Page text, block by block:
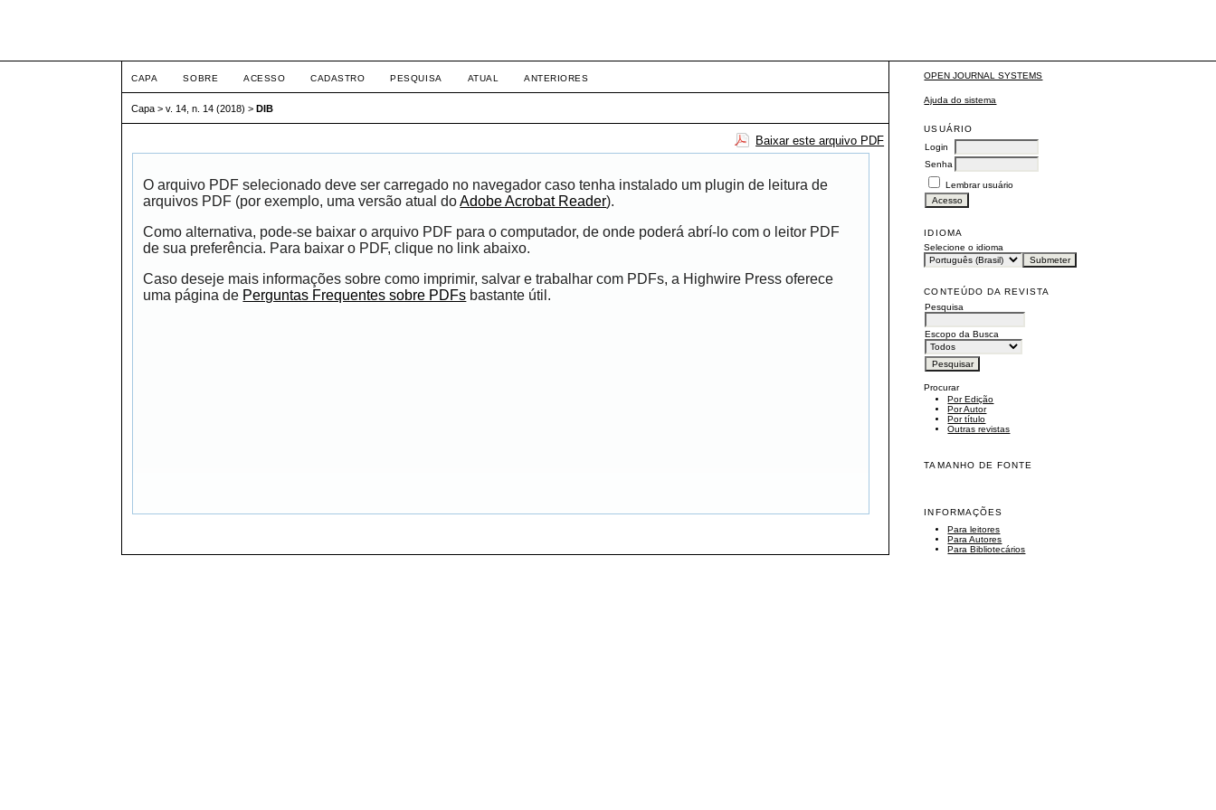
OPEN JOURNAL SYSTEMS
Ajuda do sistema
USUÁRIO
Login
Senha
Lembrar usuário
IDIOMA
Selecione o idioma
CONTEÚDO DA REVISTA
Pesquisa
Escopo da Busca
Procurar
Por Edição
Por Autor
Por título
Outras revistas
TAMANHO DE FONTE
INFORMAÇÕES
Para leitores
Para Autores
Para Bibliotecários
CAPA SOBRE ACESSO CADASTRO PESQUISA ATUAL ANTERIORES
Capa >v. 14, n. 14 (2018) >DIB
Baixar este arquivo PDF
O arquivo PDF selecionado deve ser carregado no navegador caso tenha instalado um plugin de leitura de
arquivos PDF (por exemplo, uma versão atual doAdobe Acrobat Reader).
Como alternativa, pode-se baixar o arquivo PDF para o computador, de onde poderá abrí-lo com o leitor PDF
de sua preferência. Para baixar o PDF, clique no link abaixo.
Caso deseje mais informações sobre como imprimir, salvar e trabalhar com PDFs, a Highwire Press oferece
uma página de Perguntas Frequentes sobre PDFs bastante útil.